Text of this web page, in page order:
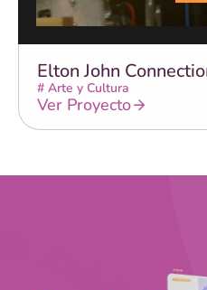
Elton John
# Arte y Cultura
Ver Proyecto